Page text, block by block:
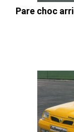
Pare choc